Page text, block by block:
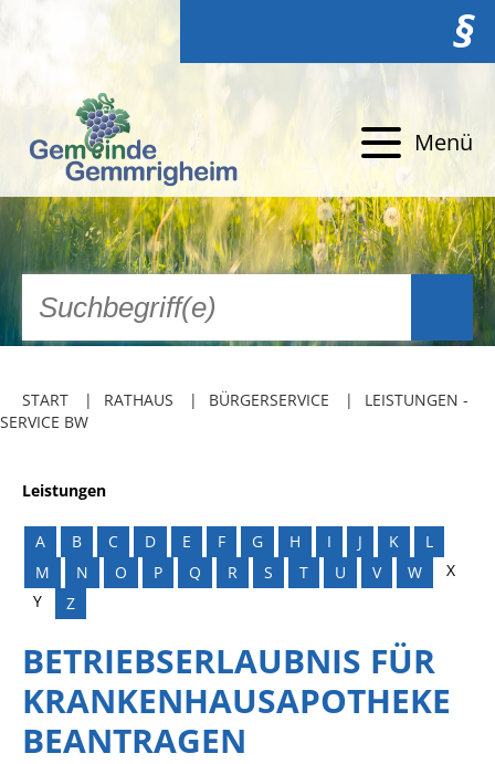
§
Menü
START RATHAUS BÜRGERSERVICE
LEISTUNGEN -
SERVICE BW
Leistungen
A B C D E F G H I J K
L
M
N O P Q R S T U V W
X
Y
Z
BETRIEBSERLAUBNIS FÜR
KRANKENHAUSAPOTHEKE
BEANTRAGEN